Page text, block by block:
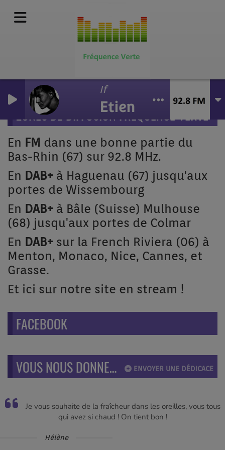
If
Etienne Daho et
ZONES DE DIFFUSION FRÉQUENCE VERTE
En FM dans une bonne partie du
Bas-Rhin (67) sur 92.8 MHz.
En DAB+ à Haguenau (67) jusqu'aux
portes de Wissembourg
En DAB+ à Bâle (Suisse) Mulhouse
(68) jusqu'aux portes de Colmar
En DAB+ sur la French Riviera (06) à
Menton, Monaco, Nice, Cannes, et
Grasse.
Et ici sur notre site en stream !
FACEBOOK
ENVOYER UNE DÉDICACE
VOUS NOUS DONNEZ VOTRE AVIS SUR NOTRE RADIO !
Je vous souhaite de la fraîcheur dans les oreilles, vous tous
qui avez si chaud ! On tient bon !
Hélène